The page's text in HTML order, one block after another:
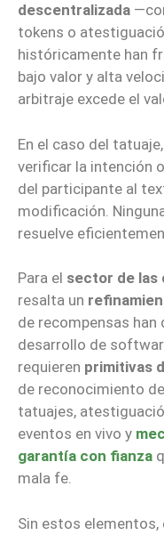
descentralizada
tokens o
históricamente han
bajo valor y alta
arbitraje excede el
En el caso del
verificar la intención
del participante al
modificación.
resuelve
Para el sector de las
resalta un
de recompensas han
desarrollo de
requieren primitivas
de reconocimiento
tatuajes,
eventos en vivo y
garantía con fianza
mala fe.
Sin estos